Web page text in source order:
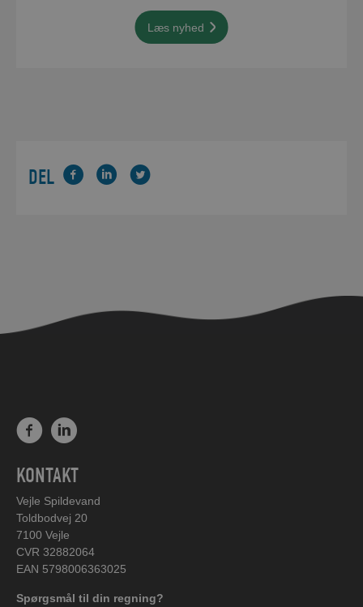
Læs nyhed
DEL
KONTAKT
Vejle Spildevand
Toldbodvej 20
7100 Vejle
CVR 32882064
EAN 5798006363025
Spørgsmål til din regning?